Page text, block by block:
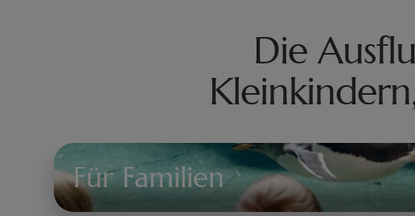
Die
Für
Familien
Für Familien